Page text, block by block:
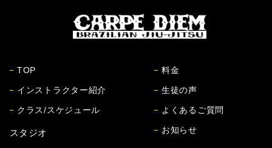
TOP
インストラクター紹介
クラス/スケジュール
スタジオ
料金
生徒の声
よくあるご質問
お知らせ